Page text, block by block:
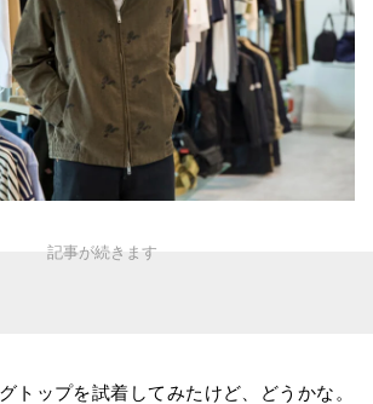
トップを試着してみたけど、どうかな。